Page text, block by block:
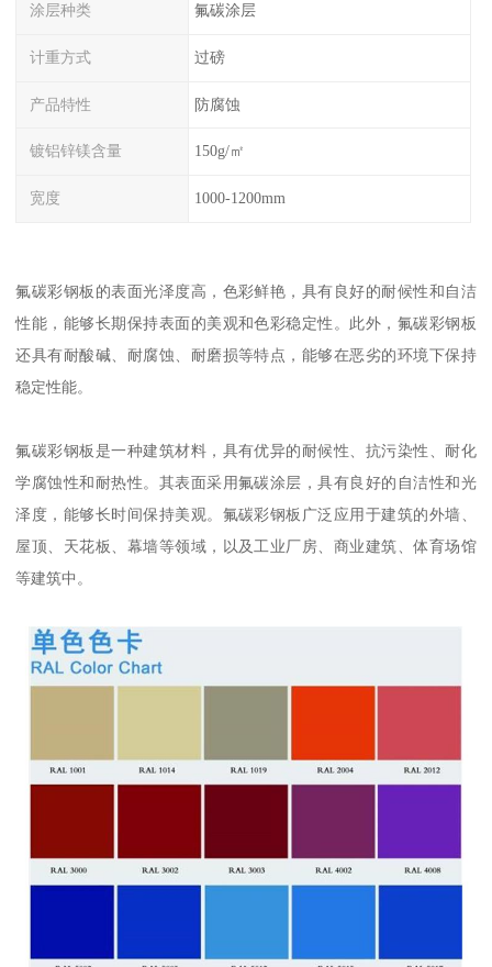
涂层种类 氟碳涂层
计重方式 过磅
产品特性 防腐蚀
镀铝锌镁含量 150g/㎡
宽度 1000-1200mm
氟碳彩钢板的表面光泽度高，色彩鲜艳，具有良好的耐候性和自洁
性能，能够长期保持表面的美观和色彩稳定性。此外，氟碳彩钢板
还具有耐酸碱、耐腐蚀、耐磨损等特点，能够在恶劣的环境下保持
稳定性能。
氟碳彩钢板是一种建筑材料，具有优异的耐候性、抗污染性、耐化
学腐蚀性和耐热性。其表面采用氟碳涂层，具有良好的自洁性和光
泽度，能够长时间保持美观。氟碳彩钢板广泛应用于建筑的外墙、
屋顶、天花板、幕墙等领域，以及工业厂房、商业建筑、体育场馆
等建筑中。